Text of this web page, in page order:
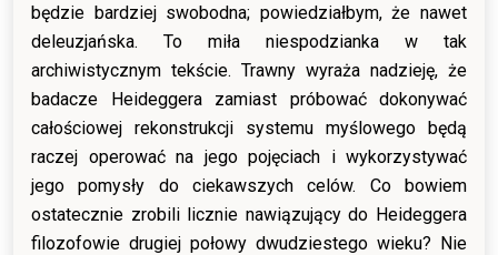
będzie bardziej swobodna; powiedziałbym, że nawet
deleuzjańska. To miła niespodzianka w tak
archiwistycznym tekście. Trawny wyraża nadzieję, że
badacze Heideggera zamiast próbować dokonywać
całościowej rekonstrukcji systemu myślowego będą
raczej operować na jego pojęciach i wykorzystywać
jego pomysły do ciekawszych celów. Co bowiem
ostatecznie zrobili licznie nawiązujący do Heideggera
filozofowie drugiej połowy dwudziestego wieku? Nie